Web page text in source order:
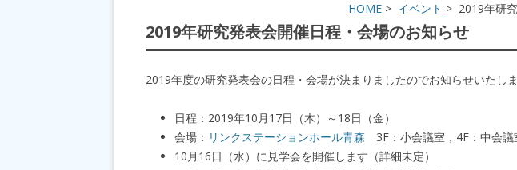
HOME > イベント > 2019年研
2019年研究発表会開催日程・会場のお知らせ
2019年度の研究発表会の日程・会場が決まりましたのでお知らせいたしま
日程：2019年10月17日（木）～18日（金）
会場： リンクステーションホール青森 3F：小会議室，4F：中会
10月16日（水）に見学会を開催します（詳細未定）